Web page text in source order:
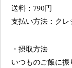
送料：790円
支払い方法：クレ
・摂取方法
いつものご飯に振